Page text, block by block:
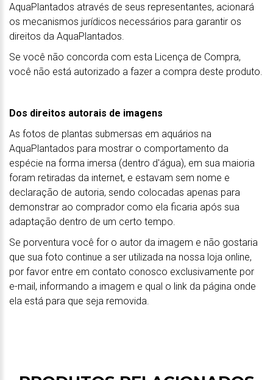
AquaPlantados através de seus representantes, acionará
os mecanismos jurídicos necessários para garantir os
direitos da AquaPlantados.
Se você não concorda com esta Licença de Compra,
você não está autorizado a fazer a compra deste produto.
Dos direitos autorais de imagens
As fotos de plantas submersas em aquários na
AquaPlantados para mostrar o comportamento da
espécie na forma imersa (dentro d'água), em sua maioria
foram retiradas da internet, e estavam sem nome e
declaração de autoria, sendo colocadas apenas para
demonstrar ao comprador como ela ficaria após sua
adaptação dentro de um certo tempo.
Se porventura você for o autor da imagem e não gostaria
que sua foto continue a ser utilizada na nossa loja online,
por favor entre em contato conosco exclusivamente por
e-mail, informando a imagem e qual o link da página onde
ela está para que seja removida.